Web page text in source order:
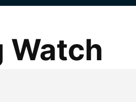
Watch